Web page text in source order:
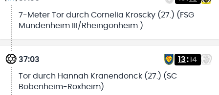
7-Meter Tor durch Cornelia Kroscky (27.) (FSG
Mundenheim III/Rheingönheim )
37:03 13:14
Tor durch Hannah Kranendonck (27.) (SC
Bobenheim-Roxheim)